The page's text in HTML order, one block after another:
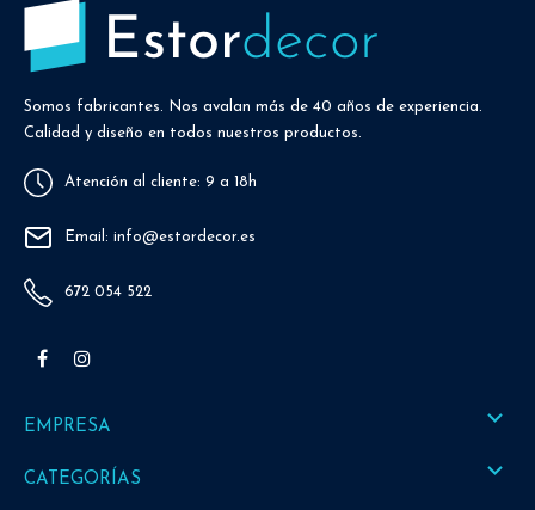
Somos fabricantes. Nos avalan más de 40 años de experiencia.
Calidad y diseño en todos nuestros productos.
Atención al cliente: 9 a 18h
Email: info@estordecor.es
672 054 522
Facebook
EMPRESA 
CATEGORÍAS 